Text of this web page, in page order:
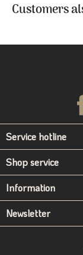
Customers
Service hotline
Shop service
Information
Newsletter